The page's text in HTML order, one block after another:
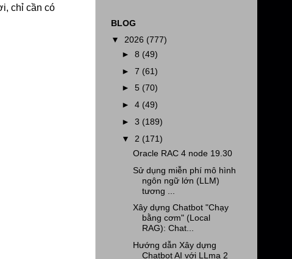
chỉ cần có
BLOG
▼ 2026 (777)
►8 (49)
►7 (61)
►5 (70)
►4 (49)
►3 (189)
▼ 2 (171)
Oracle RAC 4 node 19.30
Sử dụng miễn phí mô hình
ngôn ngữ lớn (LLM)
tương ...
Xây dựng Chatbot "Chạy
bằng cơm" (Local
RAG): Chat...
Hướng dẫn Xây dựng
Chatbot AI với LLma 2